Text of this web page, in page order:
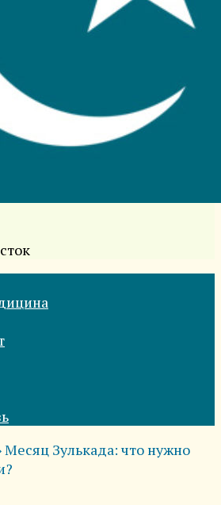
Месяц Зулькада: что нужно